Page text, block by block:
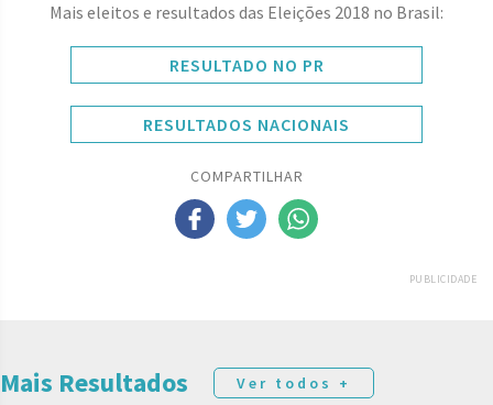
Mais eleitos e resultados das Eleições 2018 no Brasil:
RESULTADO NO PR
RESULTADOS NACIONAIS
COMPARTILHAR
PUBLICIDADE
Mais Resultados Ver todos +